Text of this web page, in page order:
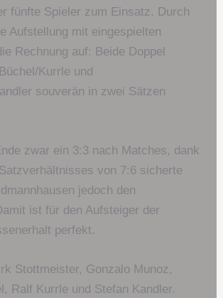
fünfte Spieler zum Einsatz. Durch
Aufstellung mit eingespielten
Rechnung auf: Beide Doppel
Kurrle und
souverän in zwei Sätzen
zwar ein 3:3 nach Matches, dank
von 7:6 sicherte
jedoch den
ist für den Aufsteiger der
perfekt.
Stottmeister, Gonzalo Munoz,
Ralf Kurrle und Stefan Kandler.